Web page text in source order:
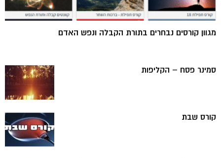
מגוון קורסים נבחרים בתורת הקבלה ונפש האדם
סמינר פסח – הקליפות
קורס שבת